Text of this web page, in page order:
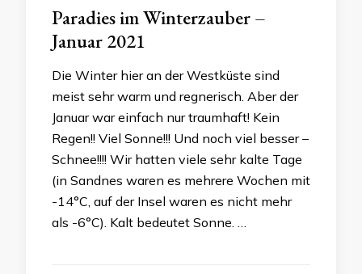
Paradies im Winterzauber –
Januar 2021
Die Winter hier an der Westküste sind
meist sehr warm und regnerisch. Aber der
Januar war einfach nur traumhaft! Kein
Regen!! Viel Sonne!!! Und noch viel besser –
Schnee!!!! Wir hatten viele sehr kalte Tage
(in Sandnes waren es mehrere Wochen mit
-14°C, auf der Insel waren es nicht mehr
als -6°C). Kalt bedeutet Sonne. …